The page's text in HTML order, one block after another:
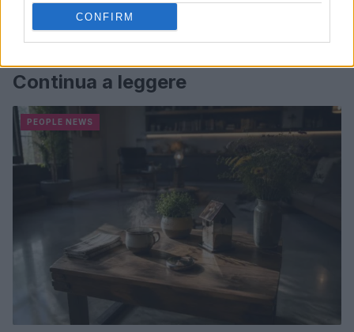
CONFIRM
Continua a leggere
PEOPLE NEWS